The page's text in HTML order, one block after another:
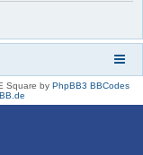
Square by PhpBB3 BBCodes